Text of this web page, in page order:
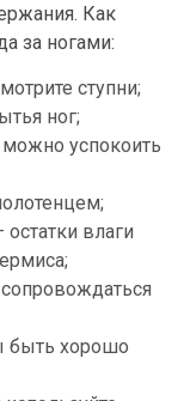
Как
за ногами:
ступни;
ног;
успокоить
влаги
быть хорошо